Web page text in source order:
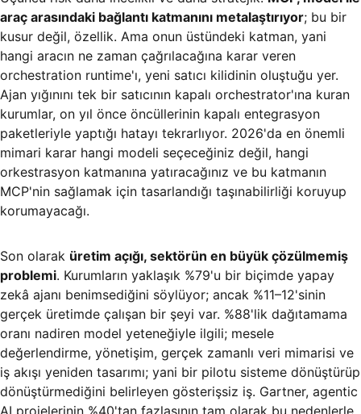
araç arasındaki bağlantı katmanını metalaştırıyor; bu bir
kusur değil, özellik. Ama onun üstündeki katman, yani
hangi aracın ne zaman çağrılacağına karar veren
orchestration runtime'ı, yeni satıcı kilidinin oluştuğu yer.
Ajan yığınını tek bir satıcının kapalı orchestrator'ına kuran
kurumlar, on yıl önce öncüllerinin kapalı entegrasyon
paketleriyle yaptığı hatayı tekrarlıyor. 2026'da en önemli
mimari karar hangi modeli seçeceğiniz değil, hangi
orkestrasyon katmanına yatıracağınız ve bu katmanın
MCP'nin sağlamak için tasarlandığı taşınabilirliği koruyup
korumayacağı.
Son olarak üretim açığı, sektörün en büyük çözülmemiş
problemi. Kurumların yaklaşık %79'u bir biçimde yapay
zekâ ajanı benimsediğini söylüyor; ancak %11–12'sinin
gerçek üretimde çalışan bir şeyi var. %88'lik dağıtamama
oranı nadiren model yeteneğiyle ilgili; mesele
değerlendirme, yönetişim, gerçek zamanlı veri mimarisi ve
iş akışı yeniden tasarımı; yani bir pilotu sisteme dönüştürüp
dönüştürmediğini belirleyen gösterişsiz iş. Gartner, agentic
AI projelerinin %40'tan fazlasının tam olarak bu nedenlerle